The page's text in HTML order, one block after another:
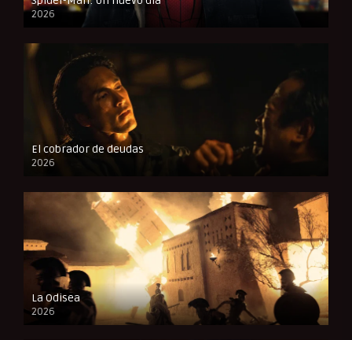
2026
CAM
El cobrador de deudas
2026
FULL HD
La Odisea
2026
CAM